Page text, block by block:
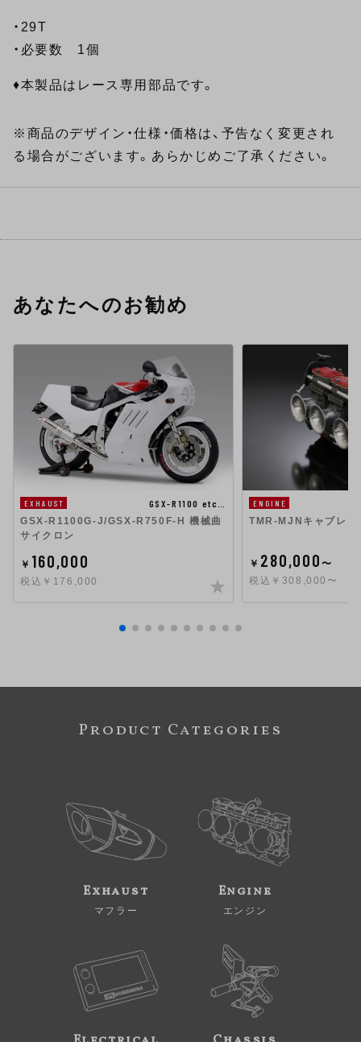
・29T
・必要数 1個
♦本製品はレース専用部品です。
※商品のデザイン・仕様・価格は、予告なく変更され
る場合がございます。あらかじめご了承ください。
あなたへのお勧め
EXHAUST
GSX-R1100 etc…
GSX-R1100G-J/GSX-R750F-H 機械曲
サイクロン
￥ 160,000
税込￥176,000
ENGINE
TMR-MJNキャブレタ
￥ 280,000〜
税込￥308,000〜
Product Categories
Exhaust
マフラー
Engine
エンジン